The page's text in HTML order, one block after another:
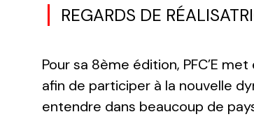
REGARDS DE
Pour sa 8ème édition, PFC’E
afin de participer à la nouvelle
entendre dans beaucoup de